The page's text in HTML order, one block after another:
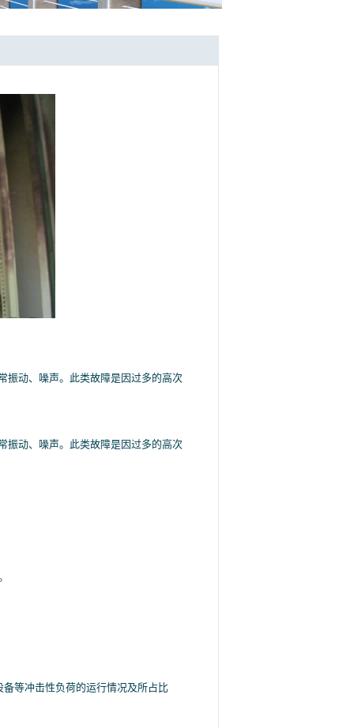
动、噪声。此类故障是因过多的高次
动、噪声。此类故障是因过多的高次
等冲击性负荷的运行情况及所占比